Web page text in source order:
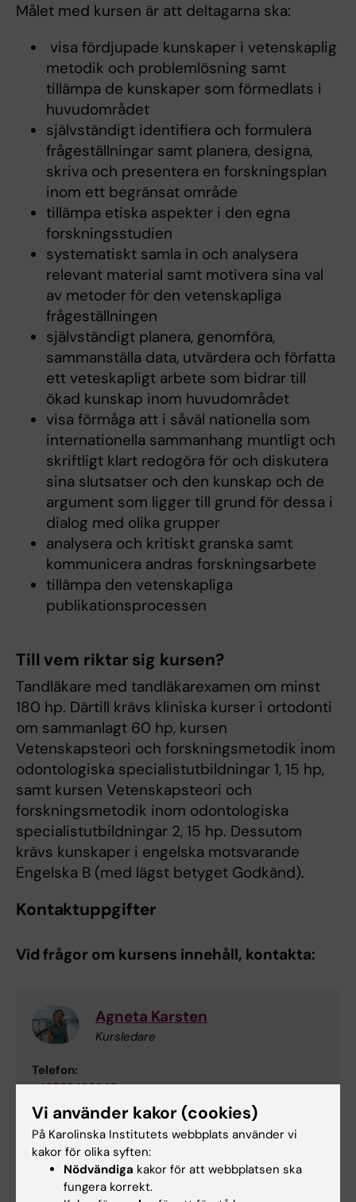
Målet med kursen är att deltagarna ska:
visa fördjupade kunskaper i vetenskaplig
metodik och problemlösning samt
tillämpa de kunskaper som förmedlats i
huvudområdet
självständigt identifiera och formulera
frågeställningar samt planera, designa,
skriva och presentera en forskningsplan
inom ett begränsat område
tillämpa etiska aspekter i den egna
forskningsstudien
systematiskt samla in och analysera
relevant material samt motivera sina val
av metoder för den vetenskapliga
frågeställningen
självständigt planera, genomföra,
sammanställa data, utvärdera och författa
ett veteskapligt arbete som bidrar till
ökad kunskap inom huvudområdet
visa förmåga att i såväl nationella som
internationella sammanhang muntligt och
skriftligt klart redogöra för och diskutera
sina slutsatser och den kunskap och de
argument som ligger till grund för dessa i
dialog med olika grupper
analysera och kritiskt granska samt
kommunicera andras forskningsarbete
tillämpa den vetenskapliga
publikationsprocessen
Till vem riktar sig kursen?
Tandläkare med tandläkarexamen om minst
180 hp. Därtill krävs kliniska kurser i ortodonti
om sammanlagt 60 hp, kursen
Vetenskapsteori och forskningsmetodik inom
odontologiska specialistutbildningar 1, 15 hp,
samt kursen Vetenskapsteori och
forskningsmetodik inom odontologiska
specialistutbildningar 2, 15 hp. Dessutom
krävs kunskaper i engelska motsvarande
Engelska B (med lägst betyget Godkänd).
Kontaktuppgifter
Vid frågor om kursens innehåll, kontakta:
Agneta Karsten
Kursledare
Telefon:
+46852488340
E-post:
agneta.l-a.karsten@ki.se
Vi använder kakor (cookies)
På Karolinska Institutets webbplats använder vi
kakor för olika syften:
Nödvändiga kakor för att webbplatsen ska
fungera korrekt.